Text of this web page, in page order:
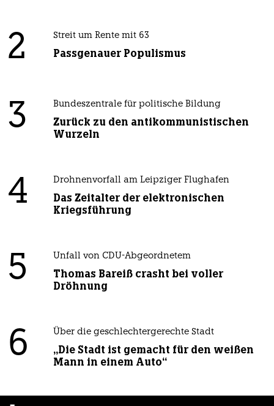
2 Streit um Rente mit 63
Passgenauer Populismus
3 Bundeszentrale für politische Bildung
Zurück zu den antikommunistischen
Wurzeln
4 Drohnenvorfall am Leipziger Flughafen
Das Zeitalter der elektronischen
Kriegsführung
5 Unfall von CDU-Abgeordnetem
Thomas Bareiß crasht bei voller
Dröhnung
6 Über die geschlechtergerechte Stadt
„Die Stadt ist gemacht für den weißen
Mann in einem Auto“